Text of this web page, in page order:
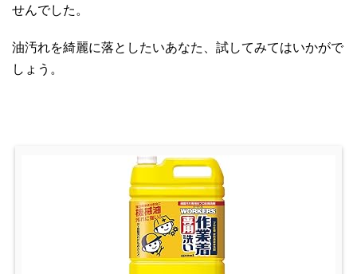
せんでした。
油汚れを綺麗に落としたいあなた、試してみてはいかがで
しょう。